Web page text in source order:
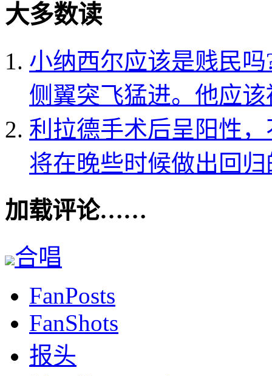
大多数读
小纳西尔应该是贱民吗
侧翼突飞猛进。他应该
利拉德手术后呈阳性
将在晚些时候做出回
加载评论……
合唱
FanPosts
FanShots
报头